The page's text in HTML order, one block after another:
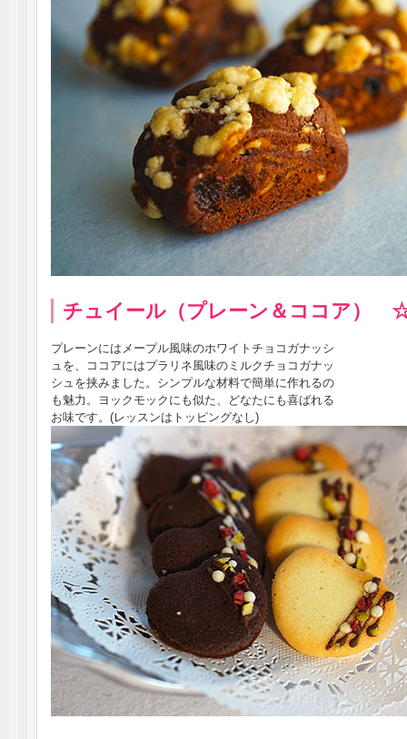
チュイール（プレーン＆ココア）
プレーンにはメープル風味のホワイトチョコガナッシ
ュを、ココアにはプラリネ風味のミルクチョコガナッ
シュを挟みました。シンプルな材料で簡単に作れるの
も魅力。ヨックモックにも似た、どなたにも喜ばれる
お味です。(レッスンはトッピングなし)